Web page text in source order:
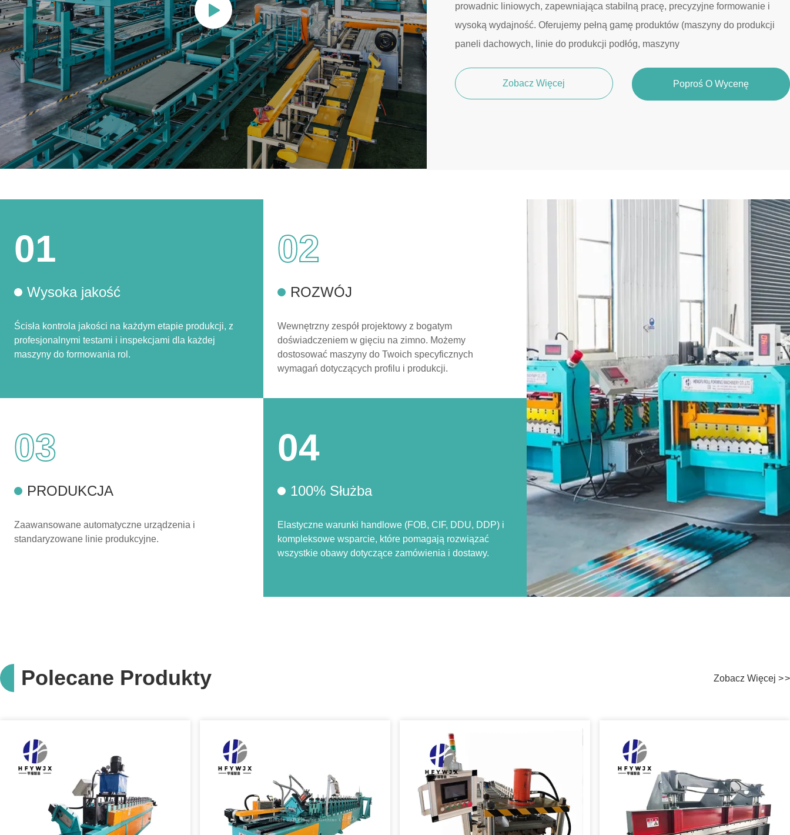
prowadnic liniowych, zapewniająca stabilną pracę, precyzyjne formowanie i
wysoką wydajność. Oferujemy pełną gamę produktów (maszyny do produkcji
paneli dachowych, linie do produkcji podłóg, maszyny
Zobacz Więcej Poproś O Wycenę
01
Wysoka jakość
Ścisła kontrola jakości na każdym etapie produkcji, z
profesjonalnymi testami i inspekcjami dla każdej
maszyny do formowania rol.
02
ROZWÓJ
Wewnętrzny zespół projektowy z bogatym
doświadczeniem w gięciu na zimno. Możemy
dostosować maszyny do Twoich specyficznych
wymagań dotyczących profilu i produkcji.
03
PRODUKCJA
Zaawansowane automatyczne urządzenia i
standaryzowane linie produkcyjne.
04
100% Służba
Elastyczne warunki handlowe (FOB, CIF, DDU, DDP) i
kompleksowe wsparcie, które pomagają rozwiązać
wszystkie obawy dotyczące zamówienia i dostawy.
Polecane Produkty Zobacz Więcej >>